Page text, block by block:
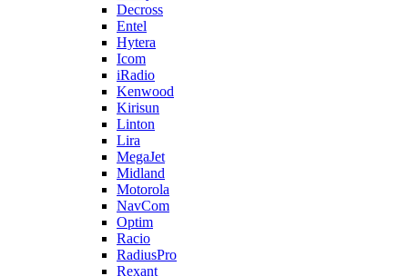
Decross
Entel
Hytera
Icom
iRadio
Kenwood
Kirisun
Linton
Lira
MegaJet
Midland
Motorola
NavCom
Optim
Racio
RadiusPro
Rexant